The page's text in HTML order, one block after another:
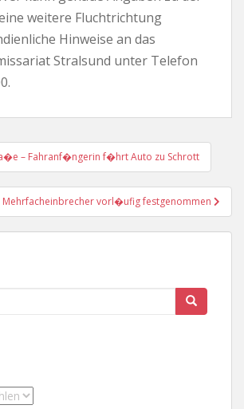
weitere Fluchtrichtung
Hinweise an das
Stralsund unter Telefon
– Fahranf�ngerin f�hrt Auto zu Schrott
Mehrfacheinbrecher vorl�ufig festgenommen